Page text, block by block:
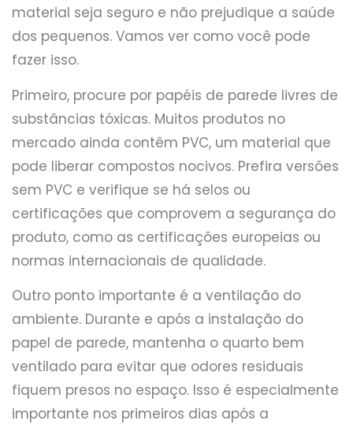
material seja seguro e não prejudique a saúde
dos pequenos. Vamos ver como você pode
fazer isso.
Primeiro, procure por papéis de parede livres de
substâncias tóxicas. Muitos produtos no
mercado ainda contêm PVC, um material que
pode liberar compostos nocivos. Prefira versões
sem PVC e verifique se há selos ou
certificações que comprovem a segurança do
produto, como as certificações europeias ou
normas internacionais de qualidade.
Outro ponto importante é a ventilação do
ambiente. Durante e após a instalação do
papel de parede, mantenha o quarto bem
ventilado para evitar que odores residuais
fiquem presos no espaço. Isso é especialmente
importante nos primeiros dias após a